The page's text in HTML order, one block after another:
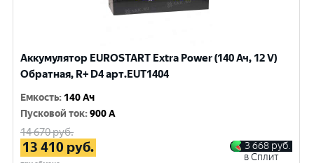
Аккумулятор EUROSTART Extra Power (140 Ач, 12 V)
Обратная, R+ D4 арт.EUT1404
Емкость: 140 Ач
Пусковой ток:900 A
14 670руб.
13 410 руб. 3 668 руб.
в Сплит